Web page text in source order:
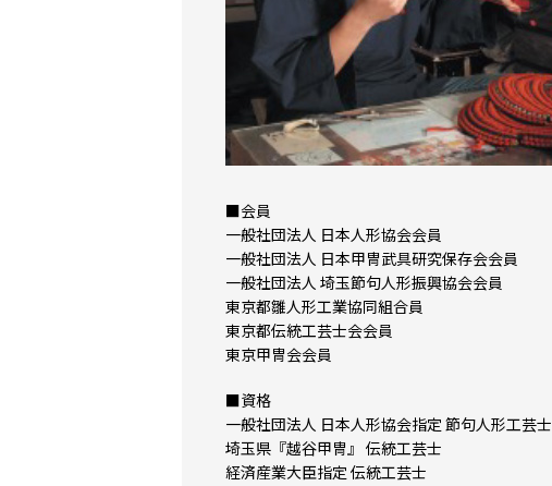
■会員
一般社団法人 日本人形協会会員
一般社団法人 日本甲冑武具研究保存会会員
一般社団法人 埼玉節句人形振興協会会員
東京都雛人形工業協同組合員
東京都伝統工芸士会会員
東京甲冑会会員
■資格
一般社団法人 日本人形協会指定 節句人形工芸士
埼玉県『越谷甲冑』 伝統工芸士
経済産業大臣指定 伝統工芸士